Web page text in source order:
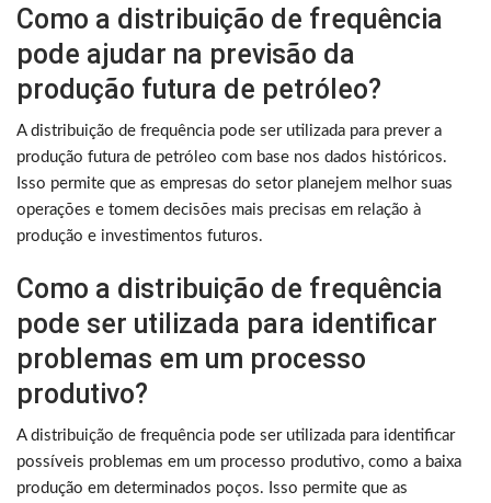
Como a distribuição de frequência
pode ajudar na previsão da
produção futura de petróleo?
A distribuição de frequência pode ser utilizada para prever a
produção futura de petróleo com base nos dados históricos.
Isso permite que as empresas do setor planejem melhor suas
operações e tomem decisões mais precisas em relação à
produção e investimentos futuros.
Como a distribuição de frequência
pode ser utilizada para identificar
problemas em um processo
produtivo?
A distribuição de frequência pode ser utilizada para identificar
possíveis problemas em um processo produtivo, como a baixa
produção em determinados poços. Isso permite que as